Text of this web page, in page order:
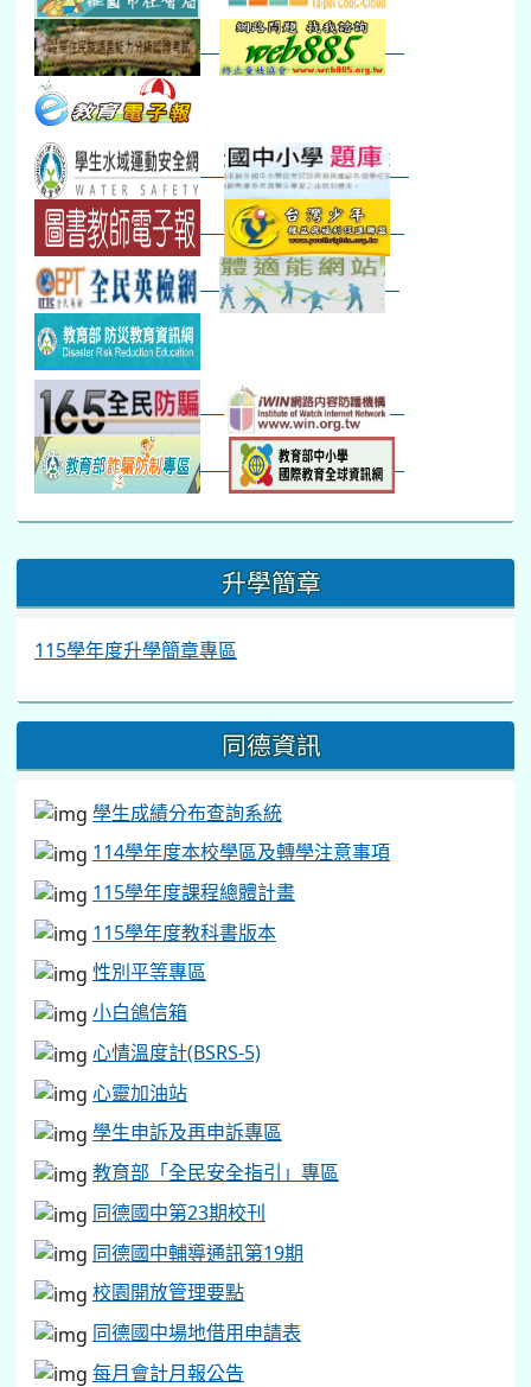
30 31 2 3
本週_健康檢查週各班器材負責人訓練
發放班級書箱及晨讀...
技藝教育學程說明會...
12:30幹部訓練七年級新生健檢
本週_友善校園週收學生證、換補教科...
本週_圖書館開放借...
開學日
第一週
超額比序暨免試入學...
::: 升學簡章
115學年度升學簡章專區
同德資訊
學生成績分布查詢系統
114學年度本校學區及轉學注意事項
115學年度課程總體計畫
115學年度教科書版本
性別平等專區
小白鴿信箱
心情溫度計(BSRS-5)
心靈加油站
學生申訴及再申訴專區
教育部「全民安全指引」專區
同德國中第23期校刊
同德國中輔導通訊第19期
校園開放管理要點
同德國中場地借用申請表
每月會計月報公告